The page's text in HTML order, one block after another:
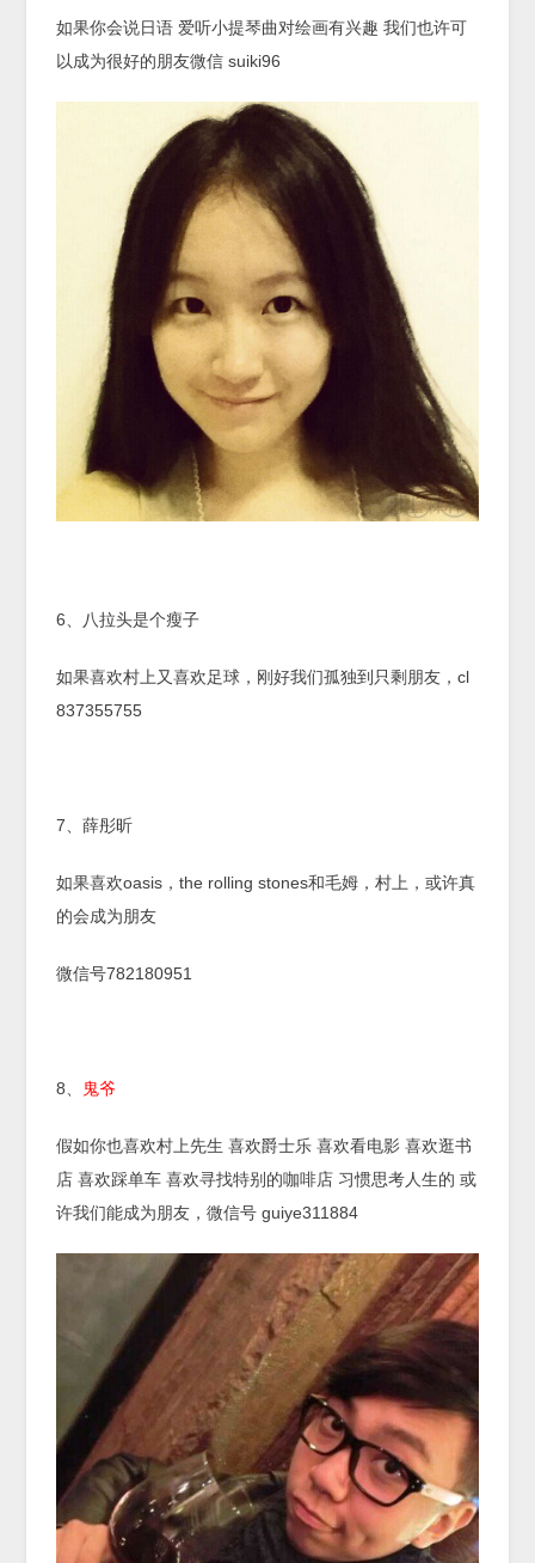
如果你会说日语 爱听小提琴曲对绘画有兴趣 我们也许可
以成为很好的朋友微信 suiki96
6、八拉头是个瘦子
如果喜欢村上又喜欢足球，刚好我们孤独到只剩朋友，cl
837355755
7、薛彤昕
如果喜欢oasis，the rolling stones和毛姆，村上，或许真
的会成为朋友
微信号782180951
8、 鬼爷
假如你也喜欢村上先生 喜欢爵士乐 喜欢看电影 喜欢逛书
店 喜欢踩单车 喜欢寻找特别的咖啡店 习惯思考人生的 或
许我们能成为朋友，微信号 guiye311884